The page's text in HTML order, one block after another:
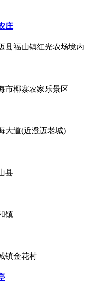
庄
县福山镇红光农场境内
市椰寨农家乐景区
大道(近澄迈老城)
县
镇
镇金花村